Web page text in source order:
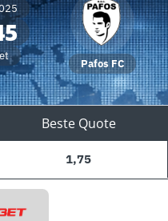
Pafos FC
Beste Quote
1,75